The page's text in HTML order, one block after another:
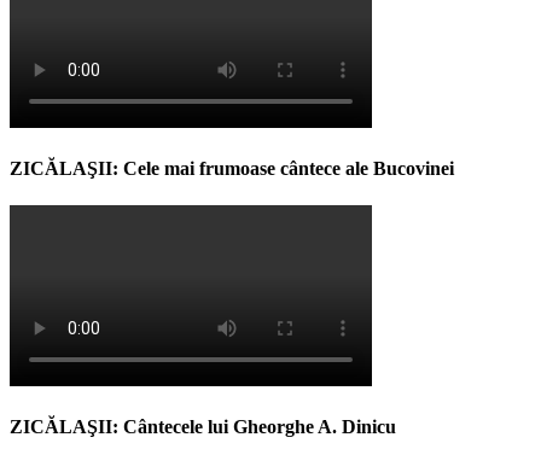
ZICĂLAŞII: Cele mai frumoase cântece ale Bucovinei
ZICĂLAŞII: Cântecele lui Gheorghe A. Dinicu